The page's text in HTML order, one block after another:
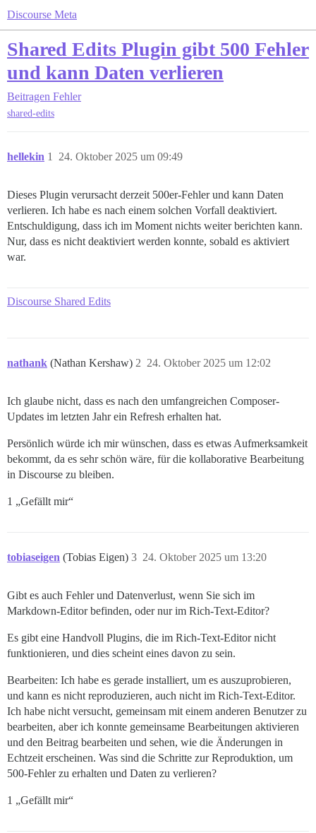
Discourse Meta
Shared Edits Plugin gibt 500 Fehler
und kann Daten verlieren
Beitragen Fehler
shared-edits
hellekin 24. Oktober 2025 um 09:49
1
Dieses Plugin verursacht derzeit 500er-Fehler und kann Daten
verlieren. Ich habe es nach einem solchen Vorfall deaktiviert.
Entschuldigung, dass ich im Moment nichts weiter berichten kann.
Nur, dass es nicht deaktiviert werden konnte, sobald es aktiviert
war.
Discourse Shared Edits
nathank (Nathan Kershaw) 24. Oktober 2025 um 12:02
2
Ich glaube nicht, dass es nach den umfangreichen Composer-
Updates im letzten Jahr ein Refresh erhalten hat.
Persönlich würde ich mir wünschen, dass es etwas Aufmerksamkeit
bekommt, da es sehr schön wäre, für die kollaborative Bearbeitung
in Discourse zu bleiben.
1 „Gefällt mir“
tobiaseigen (Tobias Eigen) 24. Oktober 2025 um 13:20
3
Gibt es auch Fehler und Datenverlust, wenn Sie sich im
Markdown-Editor befinden, oder nur im Rich-Text-Editor?
Es gibt eine Handvoll Plugins, die im Rich-Text-Editor nicht
funktionieren, und dies scheint eines davon zu sein.
Bearbeiten: Ich habe es gerade installiert, um es auszuprobieren,
und kann es nicht reproduzieren, auch nicht im Rich-Text-Editor.
Ich habe nicht versucht, gemeinsam mit einem anderen Benutzer zu
bearbeiten, aber ich konnte gemeinsame Bearbeitungen aktivieren
und den Beitrag bearbeiten und sehen, wie die Änderungen in
Echtzeit erscheinen. Was sind die Schritte zur Reproduktion, um
500-Fehler zu erhalten und Daten zu verlieren?
1 „Gefällt mir“